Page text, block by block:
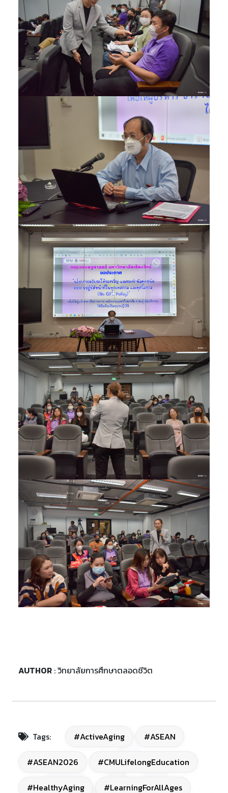
AUTHOR : วิทยาลัยการศึกษาตลอดชีวิต
Tags: #ActiveAging #ASEAN
#ASEAN2026 #CMULifelongEducation
#HealthyAging #LearningForAllAges